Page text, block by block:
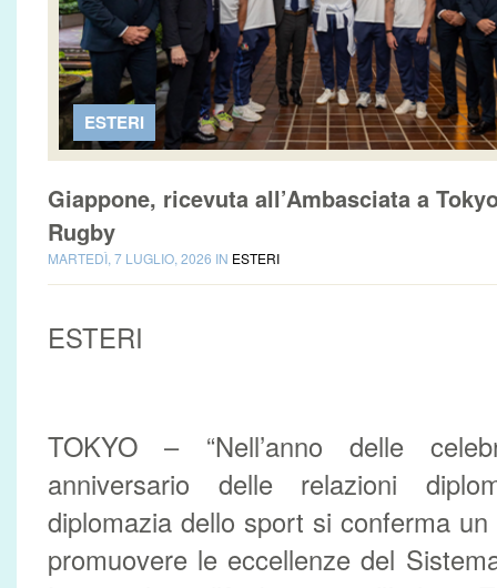
ESTERI
Giappone, ricevuta all’Ambasciata a
Rugby
MARTEDÌ, 7 LUGLIO, 2026 IN ESTERI
ESTERI
TOKYO – “Nell’anno delle
anniversario delle relazioni
diplomazia dello sport si conferma
promuovere le eccellenze del